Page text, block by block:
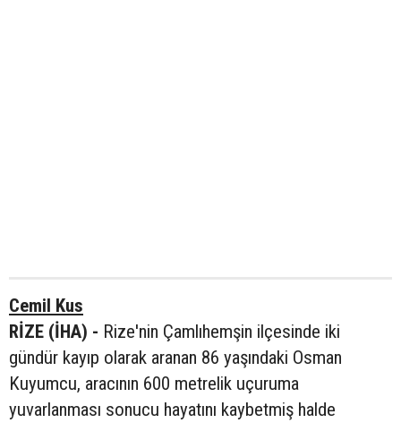
Cemil Kus
RİZE (İHA) - Rize'nin Çamlıhemşin ilçesinde iki
gündür kayıp olarak aranan 86 yaşındaki Osman
Kuyumcu, aracının 600 metrelik uçuruma
yuvarlanması sonucu hayatını kaybetmiş halde